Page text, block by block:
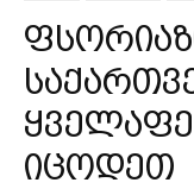
იცოდეთ